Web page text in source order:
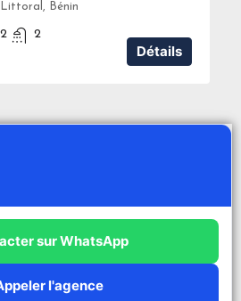
Littoral, Bénin
2 2
Détails
sur WhatsApp
l'agence